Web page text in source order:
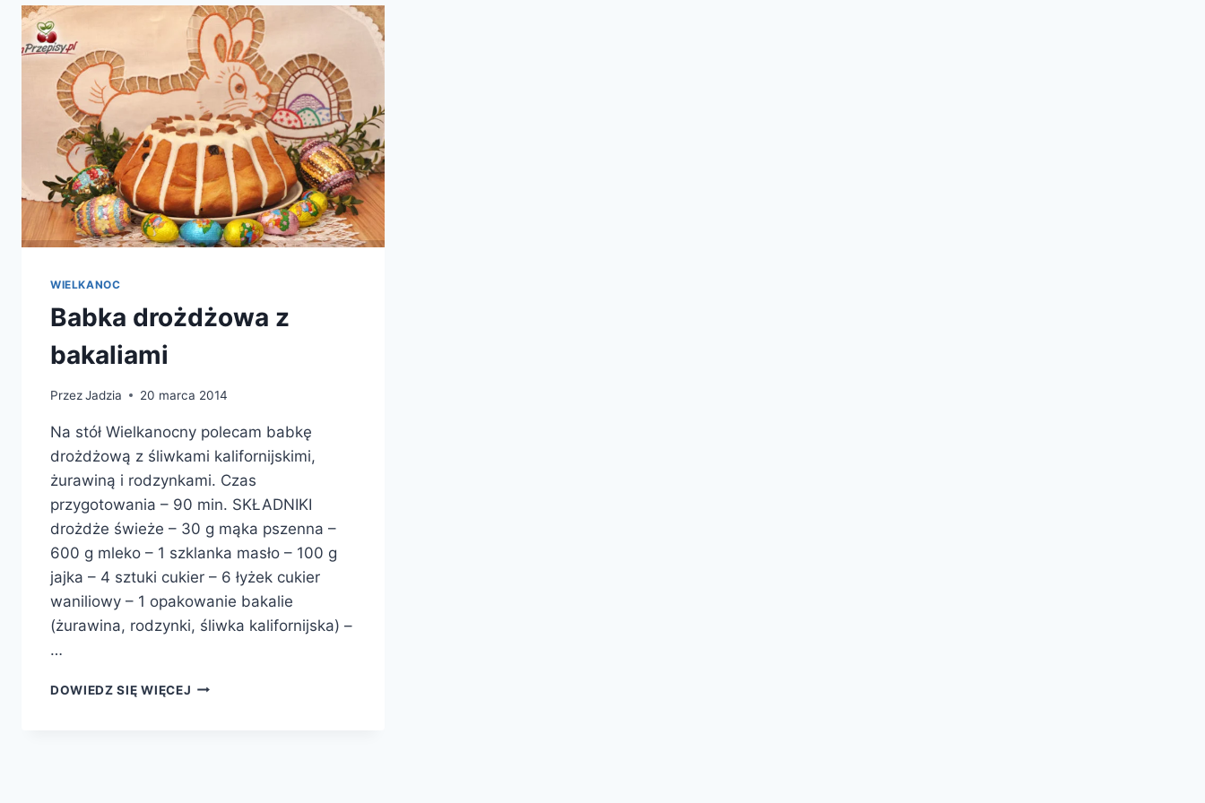
WIELKANOC
Babka drożdżowa z
bakaliami
PrzezJadzia 20 marca 2014
Na stół Wielkanocny polecam babkę
drożdżową z śliwkami kalifornijskimi,
żurawiną i rodzynkami. Czas
przygotowania – 90 min. SKŁADNIKI
drożdże świeże – 30 g mąka pszenna –
600 g mleko – 1 szklanka masło – 100 g
jajka – 4 sztuki cukier – 6 łyżek cukier
waniliowy – 1 opakowanie bakalie
(żurawina, rodzynki, śliwka kalifornijska) –
…
DOWIEDZ SIĘ WIĘCEJ BABKA